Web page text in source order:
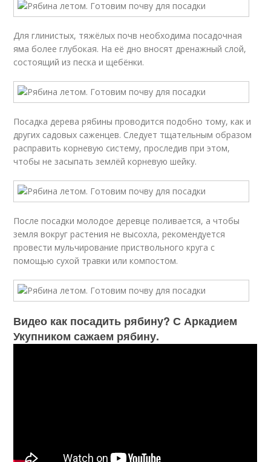
Для глинистых, тяжёлых почв необходима посадочная
яма более глубокая. На её дно вносят дренажный слой,
состоящий из песка и щебёнки.
Посадка дерева рябины проводится подобно тому, как и
других садовых саженцев. Следует тщательным образом
расправить корневую систему, проследив при этом,
чтобы не засыпать землёй корневую шейку.
После посадки молодое деревце поливается, а чтобы
земля вокруг растения не высохла, рекомендуется
провести мульчирование приствольного круга с
помощью сухой травки или компостом.
Видео как посадить рябину? С Аркадием
Укупником сажаем рябину.